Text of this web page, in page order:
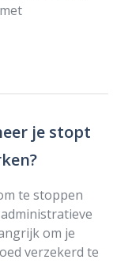
je stopt
te stoppen
om je
verzekerd te